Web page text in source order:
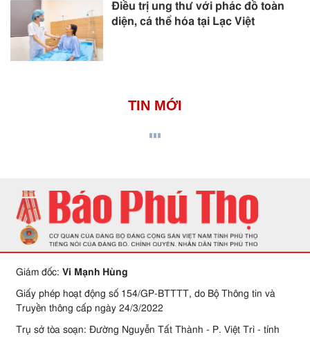
Điều trị ung thư với phác đồ toàn
diện, cá thể hóa tại Lạc Việt
TIN MỚI
Giám đốc: Vi Mạnh Hùng
Giấy phép hoạt động số 154/GP-BTTTT, do Bộ Thông tin và
Truyền thông cấp ngày 24/3/2022
Trụ sở tòa soạn: Đường Nguyễn Tất Thành - P. Việt Trì - tỉnh